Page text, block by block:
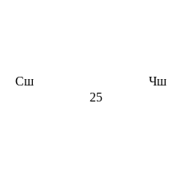
Сш
Чш
25